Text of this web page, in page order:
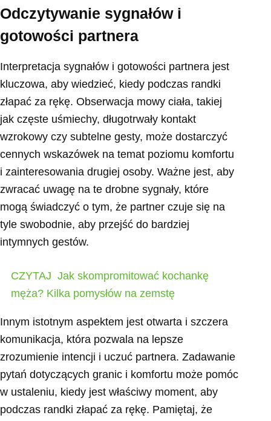
Odczytywanie sygnałów i
gotowości partnera
Interpretacja sygnałów i gotowości partnera jest
kluczowa, aby wiedzieć, kiedy podczas randki
złapać za rękę. Obserwacja mowy ciała, takiej
jak częste uśmiechy, długotrwały kontakt
wzrokowy czy subtelne gesty, może dostarczyć
cennych wskazówek na temat poziomu komfortu
i zainteresowania drugiej osoby. Ważne jest, aby
zwracać uwagę na te drobne sygnały, które
mogą świadczyć o tym, że partner czuje się na
tyle swobodnie, aby przejść do bardziej
intymnych gestów.
CZYTAJ Jak skompromitować kochankę
męża? Kilka pomysłów na zemstę
Innym istotnym aspektem jest otwarta i szczera
komunikacja, która pozwala na lepsze
zrozumienie intencji i uczuć partnera. Zadawanie
pytań dotyczących granic i komfortu może pomóc
w ustaleniu, kiedy jest właściwy moment, aby
podczas randki złapać za rękę. Pamiętaj, że